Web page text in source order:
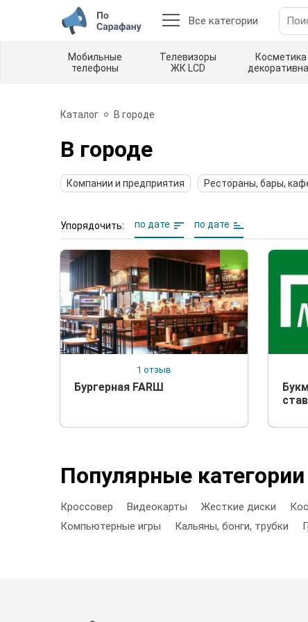
Все категории
Мобильные
телефоны
Телевизоры
ЖК LCD
Косметика
Каталог В городе
В городе
Компании и предприятия Рестораны, бары,
Упорядочить: по дате по дате
1 отзыв
Бургерная FARШ
Популярные категории
Кроссовер Видеокарты Жесткие диски
Компьютерные игры
Кальяны, бонги, трубки